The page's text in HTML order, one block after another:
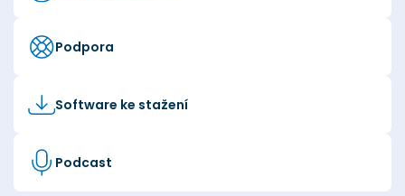
Podpora
Software ke stažení
Podcast